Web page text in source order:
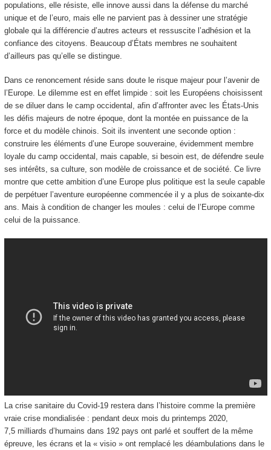
populations, elle résiste, elle innove aussi dans la défense du marché
unique et de l’euro, mais elle ne parvient pas à dessiner une stratégie
globale qui la différencie d’autres acteurs et ressuscite l’adhésion et la
confiance des citoyens. Beaucoup d’États membres ne souhaitent
d’ailleurs pas qu’elle se distingue.
Dans ce renoncement réside sans doute le risque majeur pour l’avenir de
l’Europe. Le dilemme est en effet limpide : soit les Européens choisissent
de se diluer dans le camp occidental, afin d’affronter avec les États-Unis
les défis majeurs de notre époque, dont la montée en puissance de la
force et du modèle chinois. Soit ils inventent une seconde option :
construire les éléments d’une Europe souveraine, évidemment membre
loyale du camp occidental, mais capable, si besoin est, de défendre seule
ses intérêts, sa culture, son modèle de croissance et de société. Ce livre
montre que cette ambition d’une Europe plus politique est la seule capable
de perpétuer l’aventure européenne commencée il y a plus de soixante-dix
ans. Mais à condition de changer les moules : celui de l’Europe comme
celui de la puissance.
La crise sanitaire du Covid-19 restera dans l’histoire comme la première
vraie crise mondialisée : pendant deux mois du printemps 2020,
7,5 milliards d’humains dans 192 pays ont parlé et souffert de la même
épreuve, les écrans et la « visio » ont remplacé les déambulations dans le